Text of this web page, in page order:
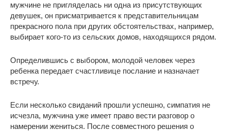
мужчине не пригляделась ни одна из присутствующих
девушек, он присматривается к представительницам
прекрасного пола при других обстоятельствах, например,
выбирает кого-то из сельских домов, находящихся рядом.
Определившись с выбором, молодой человек через
ребенка передает счастливице послание и назначает
встречу.
Если несколько свиданий прошли успешно, симпатия не
исчезла, мужчина уже имеет право вести разговор о
намерении жениться. После совместного решения о